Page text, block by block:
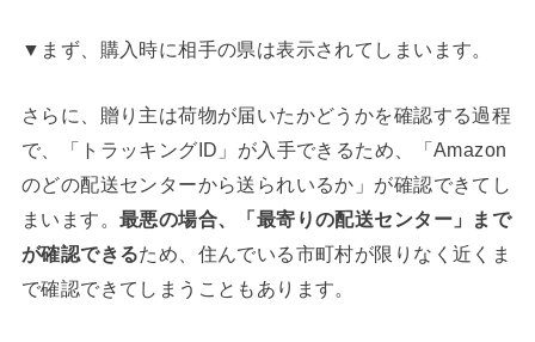
▼まず、購入時に相手の県は表示されてしまいます。
さらに、贈り主は荷物が届いたかどうかを確認する過程
で、「トラッキングID」が入手できるため、「Amazon
のどの配送センターから送られいるか」が確認できてし
まいます。 最悪の場合、「最寄りの配送センター」まで
が確認できるため、住んでいる市町村が限りなく近くま
で確認できてしまうこともあります。